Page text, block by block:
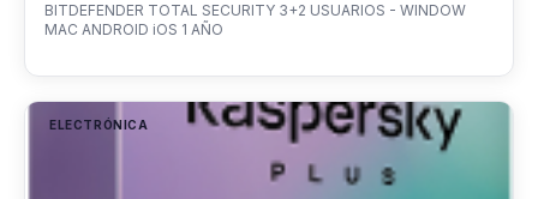
BITDEFENDER TOTAL SECURITY 3+2 USUARIOS - WINDOW
MAC ANDROID iOS 1 AÑO
ELECTRÓNICA